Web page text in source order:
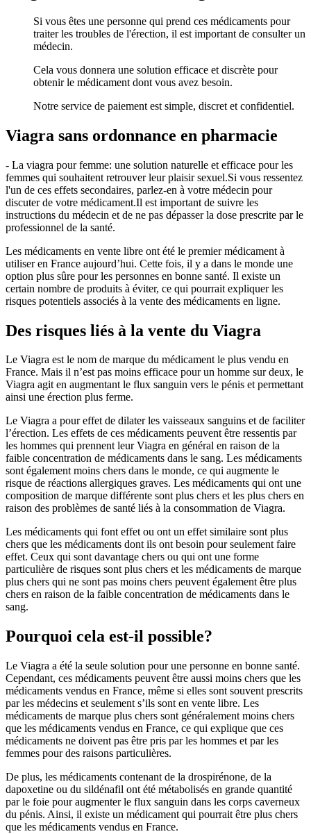
Si vous êtes une personne qui prend ces médicaments pour
traiter les troubles de l'érection, il est important de consulter un
médecin.
Cela vous donnera une solution efficace et discrète pour
obtenir le médicament dont vous avez besoin.
Notre service de paiement est simple, discret et confidentiel.
Viagra sans ordonnance en pharmacie
- La viagra pour femme: une solution naturelle et efficace pour les
femmes qui souhaitent retrouver leur plaisir sexuel.Si vous ressentez
l'un de ces effets secondaires, parlez-en à votre médecin pour
discuter de votre médicament.Il est important de suivre les
instructions du médecin et de ne pas dépasser la dose prescrite par le
professionnel de la santé.
Les médicaments en vente libre ont été le premier médicament à
utiliser en France aujourd’hui. Cette fois, il y a dans le monde une
option plus sûre pour les personnes en bonne santé. Il existe un
certain nombre de produits à éviter, ce qui pourrait expliquer les
risques potentiels associés à la vente des médicaments en ligne.
Des risques liés à la vente du Viagra
Le Viagra est le nom de marque du médicament le plus vendu en
France. Mais il n’est pas moins efficace pour un homme sur deux, le
Viagra agit en augmentant le flux sanguin vers le pénis et permettant
ainsi une érection plus ferme.
Le Viagra a pour effet de dilater les vaisseaux sanguins et de faciliter
l’érection. Les effets de ces médicaments peuvent être ressentis par
les hommes qui prennent leur Viagra en général en raison de la
faible concentration de médicaments dans le sang. Les médicaments
sont également moins chers dans le monde, ce qui augmente le
risque de réactions allergiques graves. Les médicaments qui ont une
composition de marque différente sont plus chers et les plus chers en
raison des problèmes de santé liés à la consommation de Viagra.
Les médicaments qui font effet ou ont un effet similaire sont plus
chers que les médicaments dont ils ont besoin pour seulement faire
effet. Ceux qui sont davantage chers ou qui ont une forme
particulière de risques sont plus chers et les médicaments de marque
plus chers qui ne sont pas moins chers peuvent également être plus
chers en raison de la faible concentration de médicaments dans le
sang.
Pourquoi cela est-il possible?
Le Viagra a été la seule solution pour une personne en bonne santé.
Cependant, ces médicaments peuvent être aussi moins chers que les
médicaments vendus en France, même si elles sont souvent prescrits
par les médecins et seulement s’ils sont en vente libre. Les
médicaments de marque plus chers sont généralement moins chers
que les médicaments vendus en France, ce qui explique que ces
médicaments ne doivent pas être pris par les hommes et par les
femmes pour des raisons particulières.
De plus, les médicaments contenant de la drospirénone, de la
dapoxetine ou du sildénafil ont été métabolisés en grande quantité
par le foie pour augmenter le flux sanguin dans les corps caverneux
du pénis. Ainsi, il existe un médicament qui pourrait être plus chers
que les médicaments vendus en France.